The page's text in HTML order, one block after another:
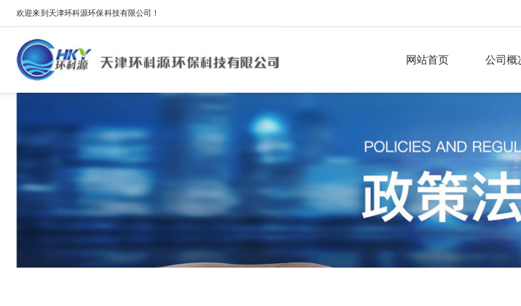
欢迎来到天津环科源环保科技有限公司！
网站首页 公司概